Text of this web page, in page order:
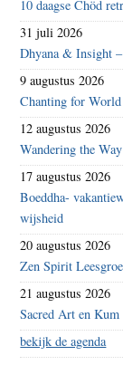
10 daagse Chöd
31 juli 2026
Dhyana & Insight
9 augustus 2026
Chanting for World
12 augustus 2026
Wandering the
17 augustus 2026
Boeddha-
wijsheid
20 augustus 2026
Zen Spirit
21 augustus 2026
Sacred Art en
bekijk de agenda